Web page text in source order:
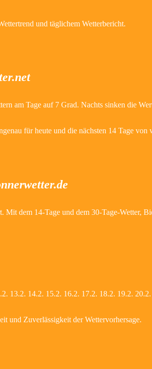
und täglichem Wetterbericht.
am Tage auf 7 Grad. Nachts sinken die
für heute und die nächsten 14 Tage von
Mit dem 14-Tage und dem 30-Tage-Wetter,
13.2. 14.2. 15.2. 16.2. 17.2. 18.2. 19.2.
und Zuverlässigkeit der Wettervorhersage.